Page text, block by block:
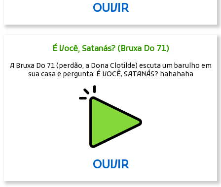
OUVIR
É Você, Satanás? (Bruxa Do 71)
A Bruxa Do 71 (perdão, a Dona Clotilde) escuta um barulho em
sua casa e pergunta: É VOCÊ, SATANÁS? hahahaha
OUVIR